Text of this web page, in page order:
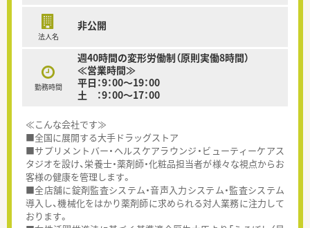
法人名
非公開
勤務時間
週40時間の変形労働制（原則実働8時間）
≪営業時間≫
平日：9：00～19：00
土 ：9：00～17：00
≪こんな会社です≫
■全国に展開する大手ドラッグストア
■サプリメントバー・ヘルスケアラウンジ・ビューティーケアス
タジオを設け、栄養士・薬剤師・化粧品担当者が様々な視点からお
客様の健康を管理します。
■全店舗に錠剤監査システム・音声入力システム・監査システム
導入し、機械化をはかり薬剤師に求められる対人業務に注力して
おります。